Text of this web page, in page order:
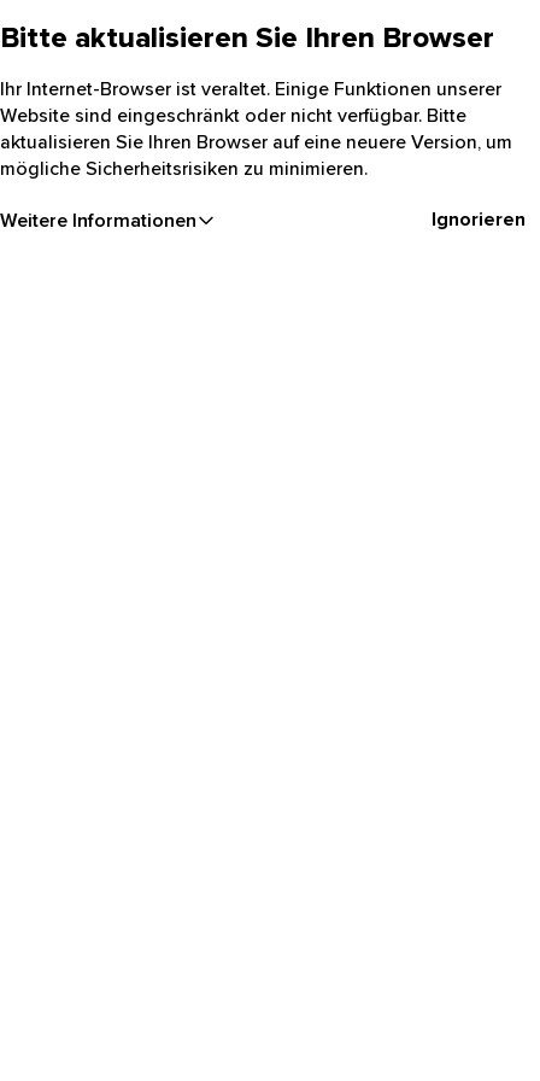
Bitte aktualisieren Sie Ihren Browser
Ihr Internet-Browser ist veraltet. Einige Funktionen unserer
Website sind eingeschränkt oder nicht verfügbar. Bitte
aktualisieren Sie Ihren Browser auf eine neuere Version, um
mögliche Sicherheitsrisiken zu minimieren.
Weitere Informationen Ignorieren